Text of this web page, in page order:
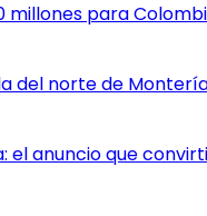
millones para
del norte de
el anuncio que